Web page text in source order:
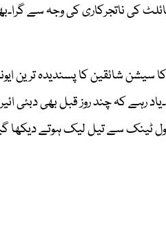
کی ناتجرکاری کی وجہ سے
سیشن شائقین کا پسندیدہ ترین
رہے کہ چند روز قبل بھی دبئی
سے تیل لیک ہوتے دیکھا